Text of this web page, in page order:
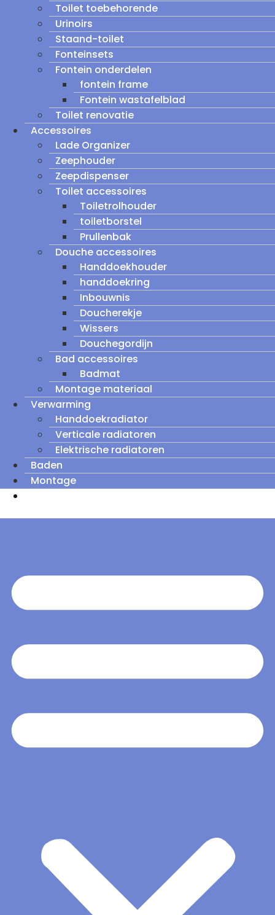
Toilet toebehorende
Urinoirs
Staand-toilet
Fonteinsets
Fontein onderdelen
fontein frame
Fontein wastafelblad
Toilet renovatie
Accessoires
Lade Organizer
Zeephouder
Zeepdispenser
Toilet accessoires
Toiletrolhouder
toiletborstel
Prullenbak
Douche accessoires
Handdoekhouder
handdoekring
Inbouwnis
Doucherekje
Wissers
Douchegordijn
Bad accessoires
Badmat
Montage materiaal
Verwarming
Handdoekradiator
Verticale radiatoren
Elektrische radiatoren
Baden
Montage